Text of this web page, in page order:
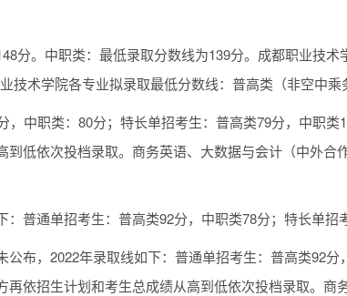
分。中职类：最低录取分数线为139分。成都职业技
技术学院各专业拟录取最低分数线：普高类（非空中乘
，中职类：80分；特长单招考生：普高类79分，中职
到低依次投档录取。商务英语、大数据与会计（中外
普通单招考生：普高类92分，中职类78分；特长单招
公布，2022年录取线如下：普通单招考生：普高类92
再依招生计划和考生总成绩从高到低依次投档录取。